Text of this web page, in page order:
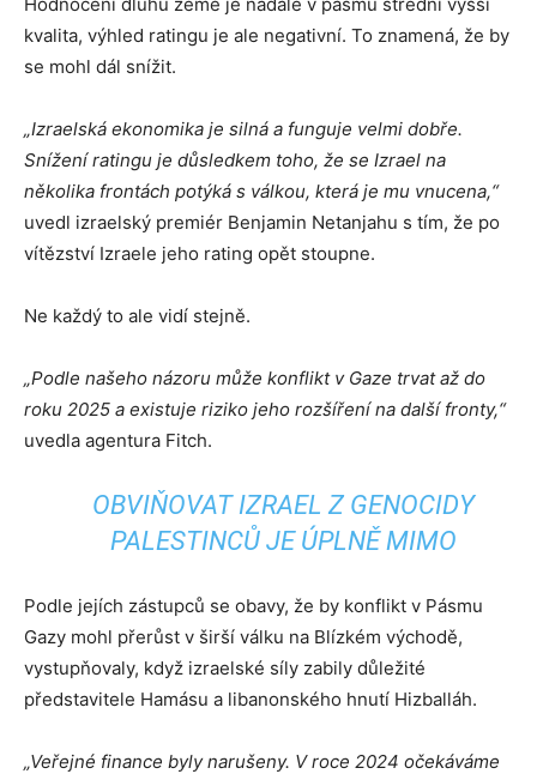
kvalita, výhled ratingu je ale negativní. To znamená, že by
se mohl dál snížit.
„Izraelská ekonomika je silná a funguje velmi dobře.
Snížení ratingu je důsledkem toho, že se Izrael na
několika frontách potýká s válkou, která je mu vnucena,“
uvedl izraelský premiér Benjamin Netanjahu s tím, že po
vítězství Izraele jeho rating opět stoupne.
Ne každý to ale vidí stejně.
„Podle našeho názoru může konflikt v Gaze trvat až do
roku 2025 a existuje riziko jeho rozšíření na další fronty,“
uvedla agentura Fitch.
OBVIŇOVAT IZRAEL Z GENOCIDY
PALESTINCŮ JE ÚPLNĚ MIMO
Podle jejích zástupců se obavy, že by konflikt v Pásmu
Gazy mohl přerůst v širší válku na Blízkém východě,
vystupňovaly, když izraelské síly zabily důležité
představitele Hamásu a libanonského hnutí Hizballáh.
„Veřejné finance byly narušeny. V roce 2024 očekáváme